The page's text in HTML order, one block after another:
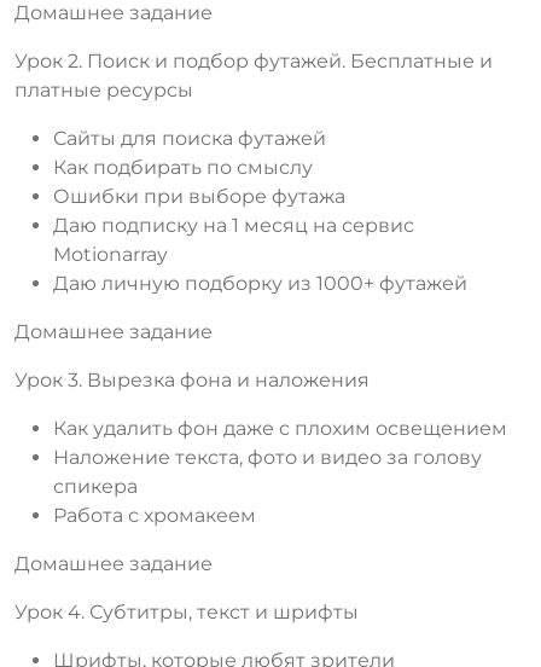
Домашнее задание
Урок 2. Поиск и подбор футажей. Бесплатные и
платные ресурсы
Сайты для поиска футажей
Как подбирать по смыслу
Ошибки при выборе футажа
Даю подписку на 1 месяц на сервис
Motionarray
Даю личную подборку из 1000+ футажей
Домашнее задание
Урок 3. Вырезка фона и наложения
Как удалить фон даже с плохим освещением
Наложение текста, фото и видео за голову
спикера
Работа с хромакеем
Домашнее задание
Урок 4. Субтитры, текст и шрифты
Шрифты, которые любят зрители